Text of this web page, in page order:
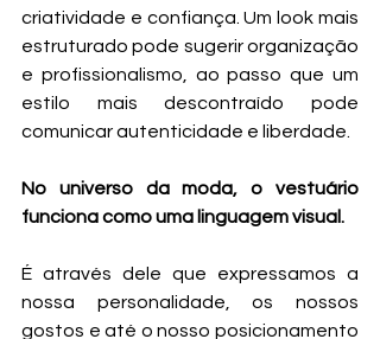
criatividade e confiança. Um look mais
estruturado pode sugerir organização
e profissionalismo, ao passo que um
estilo mais descontraído pode
comunicar autenticidade e liberdade.
No universo da moda, o vestuário
funciona como uma linguagem visual.
É através dele que expressamos a
nossa personalidade, os nossos
gostos e até o nosso posicionamento